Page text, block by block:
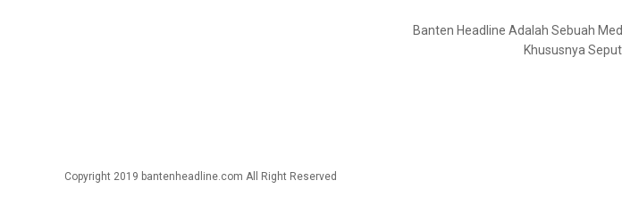
Banten Headline Adalah Sebuah
Khususnya
Copyright 2019 bantenheadline.com All Right Reserved